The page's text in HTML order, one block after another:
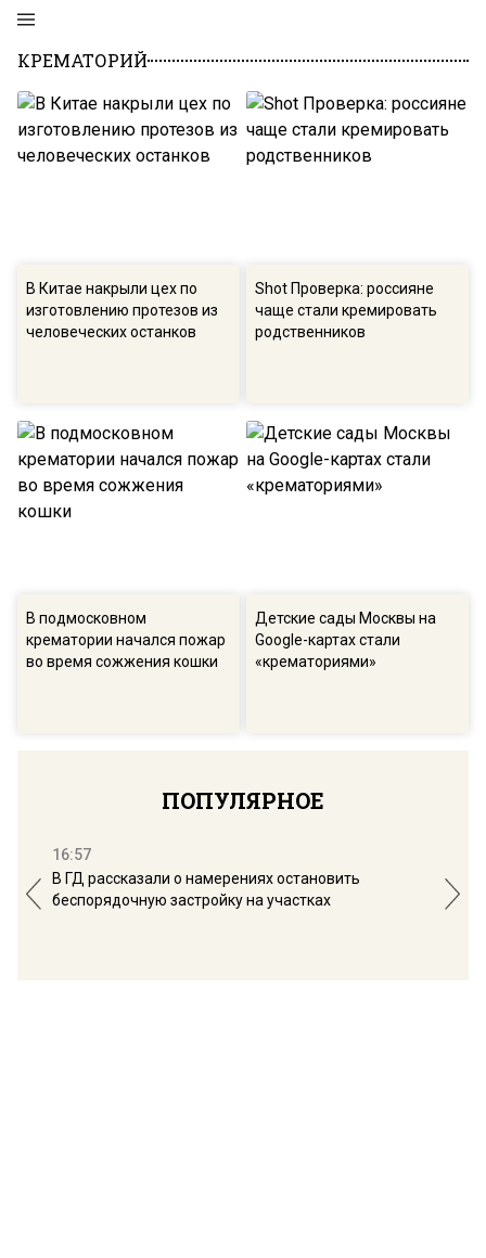
КРЕМАТОРИЙ
В Китае накрыли цех по
изготовлению протезов из
человеческих останков
Shot Проверка: россияне
чаще стали кремировать
родственников
В подмосковном
крематории начался пожар
во время сожжения кошки
Детские сады Москвы на
Google-картах стали
«крематориями»
ПОПУЛЯРНОЕ
16:57
В ГД рассказали о намерениях остановить
беспорядочную застройку на участках